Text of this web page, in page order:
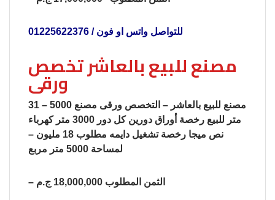
للتواصل واتس او فون / 01225622376
مصنع للبيع بالعاشر تخصص
ورقى
31 – مصنع للبيع بالعاشر – التخصص ورقى مصنع 5000
متر للبيع رخصة أوراق دورين كل دور 3000 متر كهرباء
نص ميجا رخصة تشغيل دايمه مطلوب 18 مليون –
– الثمن المطلوب 18,000,000 ج.م